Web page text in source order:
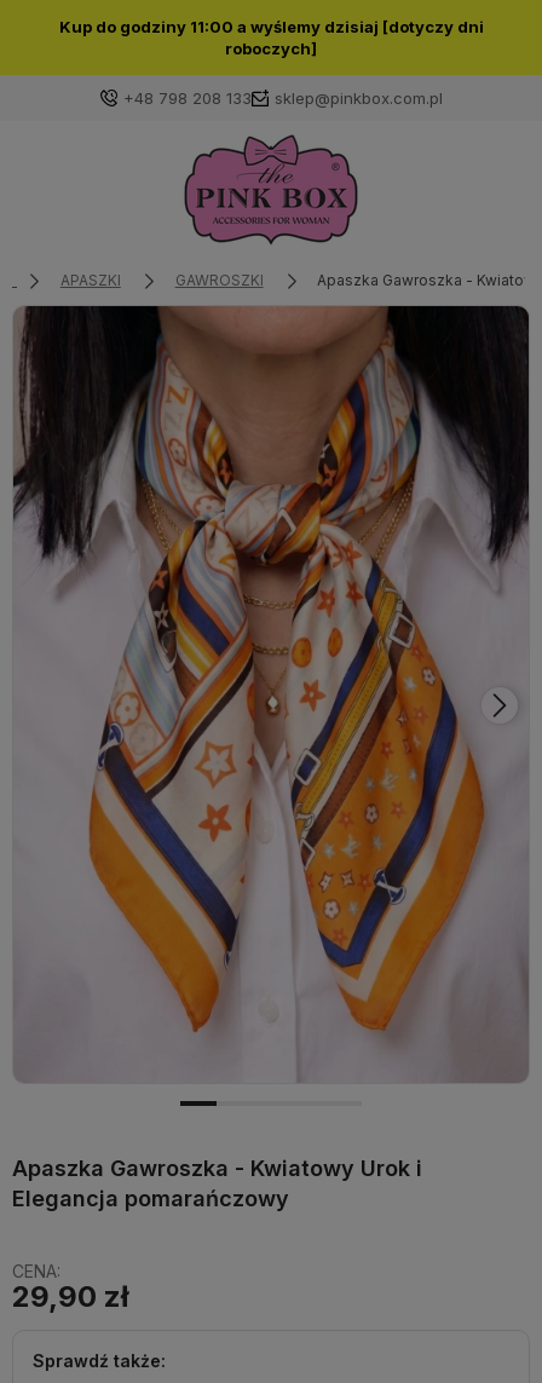
Kup do godziny 11:00 a wyślemy dzisiaj [dotyczy dni
roboczych]
+48 798 208 133 sklep@pinkbox.com.pl
Zaloguj się
Wybierz coś dla siebie z naszej aktualnej oferty lub
zaloguj się, aby przywrócić dodane produkty do listy
z poprzedniej sesji.
APASZKI GAWROSZKI Apaszka Gawroszka -
Apaszka Gawroszka - Kwiatowy Urok i
Elegancja pomarańczowy
CENA:
29,90 zł
Sprawdź także: